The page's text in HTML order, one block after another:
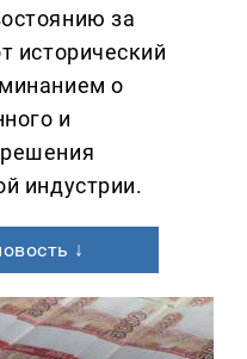
за
исторический
о
и
индустрии.
↓